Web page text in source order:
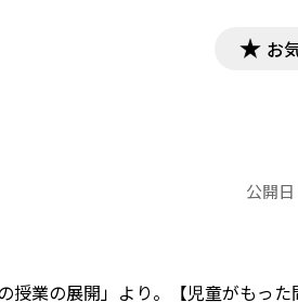
お
公開日
授業の展開」より。【児童がもっ